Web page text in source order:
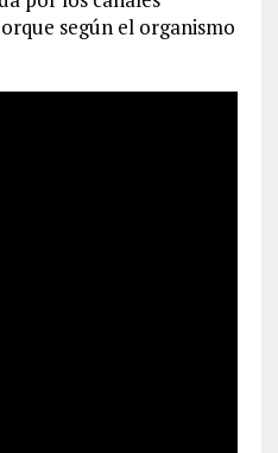
según el organismo